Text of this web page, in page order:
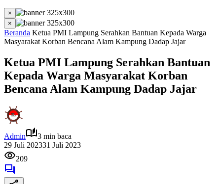
×
×
Beranda Ketua PMI Lampung Serahkan Bantuan Kepada Warga
Masyarakat Korban Bencana Alam Kampung Dadap Jajar
Ketua PMI Lampung Serahkan Bantuan
Kepada Warga Masyarakat Korban
Bencana Alam Kampung Dadap Jajar
Admin
3 min baca
29 Juli 202331 Juli 2023
209